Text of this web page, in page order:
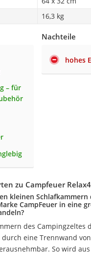
16,3 kg
– für
Nachteile
hohes
zu Campfeuer Relax4
kleinen Schlafkammern
CampFeuer in eine
des Campingzeltes
durch eine Trennwand
So wird